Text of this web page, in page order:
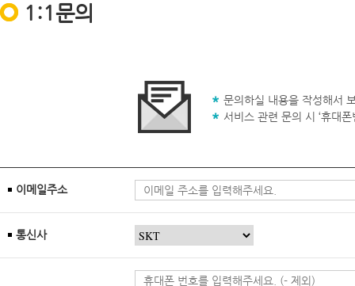
1:1문의
문의하실 내용을 작성해서
서비스 관련 문의 시 ‘휴대
이메일주소
통신사